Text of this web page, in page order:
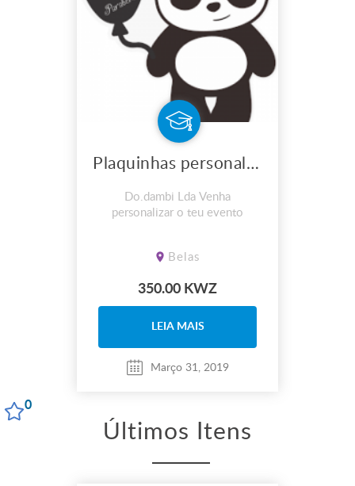
0
Plaquinhas personalizadas
Do.dambi Lda Venha
personalizar o teu evento
Belas
350.00 KWZ
LEIA MAIS
Março 31, 2019
Últimos Itens